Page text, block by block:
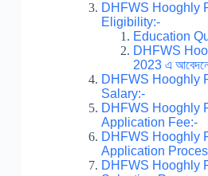
DHFWS Hooghly
Eligibility:-
Education
DHFWS
2023 এ
DHFWS Hooghly
Salary:-
DHFWS Hooghly
Application Fee:-
DHFWS Hooghly
Application
DHFWS Hooghly